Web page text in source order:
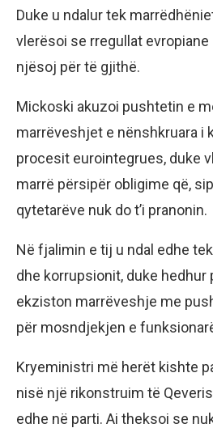
Duke u ndalur tek
vlerësoi se rregullat
njësoj për të gjithë.
Mickoski akuzoi pushtetin e
marrëveshjet e nënshkruara i
procesit eurointegrues, duke
marrë përsipër obligime që,
qytetarëve nuk do t’i pranonin.
Në fjalimin e tij u ndal edhe
dhe korrupsionit, duke hedhur
ekziston marrëveshje me
për mosndjekjen e
Kryeministri më herët kishte
nisë një rikonstruim të
edhe në parti. Ai theksoi se